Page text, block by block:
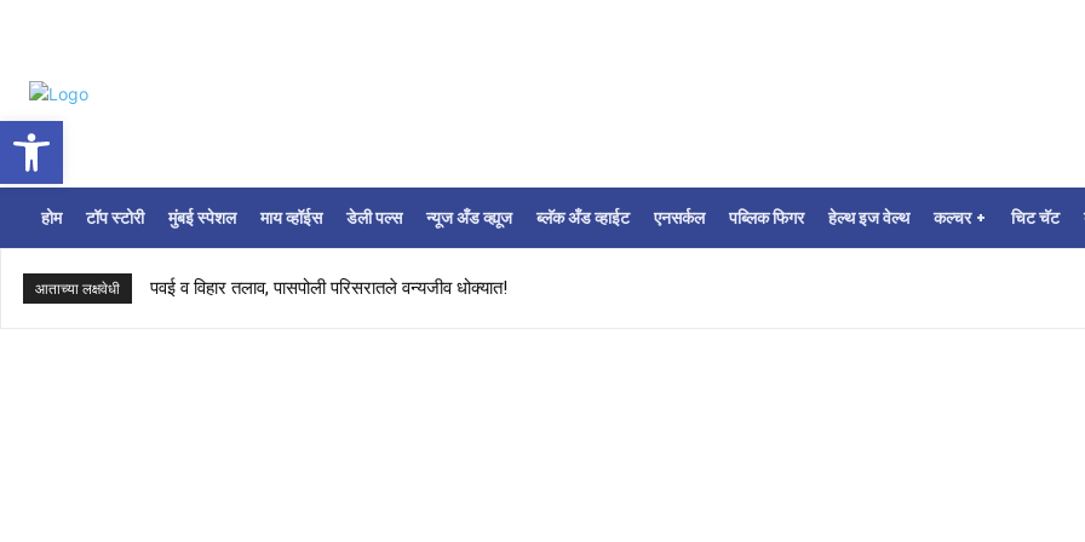
Open toolbar
होम टॉप स्टोरी मुंबई स्पेशल माय व्हॉईस डेली पल्स न्यूज अँड व्ह्यूज ब्लॅक अँड व्हाईट एनसर्कल पब्लिक फिगर हेल्थ इज वेल्थ कल्चर + चिट चॅट
आताच्या लक्षवेधी पवई व विहार तलाव, पासपोली परिसरातले वन्यजीव धोक्यात!